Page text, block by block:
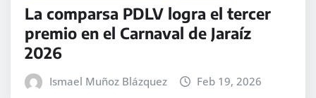
La comparsa PDLV logra el tercer
premio en el Carnaval de Jaraíz
2026
Ismael Muñoz Blázquez Feb 19, 2026